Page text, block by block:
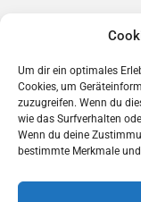
Um dir ein optimales
Cookies, um
zuzugreifen. Wenn du
wie das Surfverhalten
Wenn du deine
bestimmte Merkmale
Refernzprojekte